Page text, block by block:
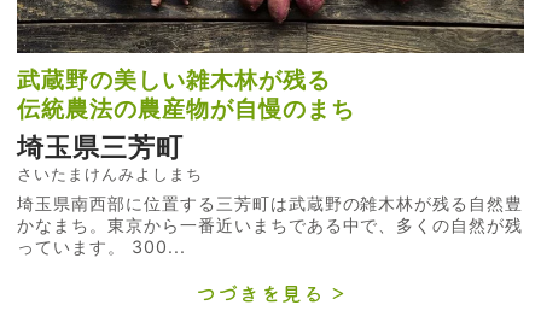
武蔵野の美しい雑木林が残る
伝統農法の農産物が自慢のまち
埼玉県三芳町
さいたまけんみよしまち
埼玉県南西部に位置する三芳町は武蔵野の雑木林が残る自然豊
かなまち。東京から一番近いまちである中で、多くの自然が残
っています。 300...
つづきを見る